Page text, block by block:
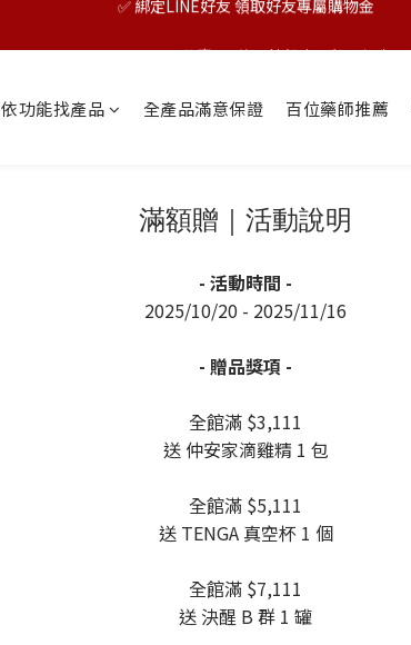
🎊TAIZAKU品牌慶：5倍回饋祭｜全年最優惠！
依功能找產品 全產品滿意保證 百位藥師推薦
滿額贈｜活動說明
- 活動時間 -
2025/10/20 - 2025/11/16
- 贈品獎項 -
全館滿 $3,111
送 仲安家滴雞精 1 包
全館滿 $5,111
送 TENGA 真空杯 1 個
全館滿 $7,111
送 決醒 B 群 1 罐